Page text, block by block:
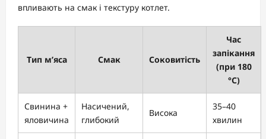
впливають на смак і текстуру котлет.
Тип м’яса Смак Соковитість
Час
запікання
(при 180
°C)
Свинина +
яловичина
Насичений,
глибокий
Висока
35–40
хвилин